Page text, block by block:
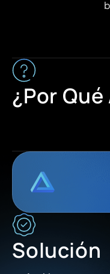
¿Por Qué
Solución